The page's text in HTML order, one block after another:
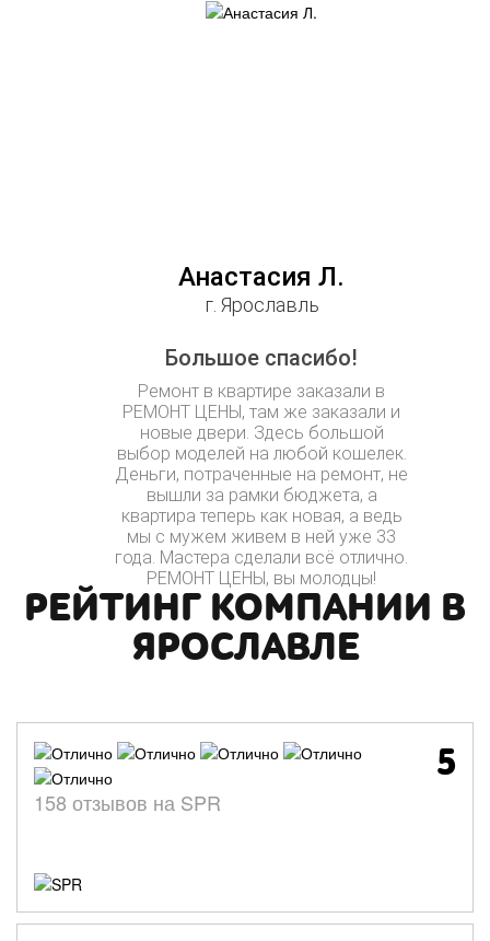
Анастасия Л.
г. Ярославль
Большое спасибо!
Ремонт в квартире заказали в
РЕМОНТ ЦЕНЫ, там же заказали и
новые двери. Здесь большой
выбор моделей на любой кошелек.
Деньги, потраченные на ремонт, не
вышли за рамки бюджета, а
квартира теперь как новая, а ведь
мы с мужем живем в ней уже 33
года. Мастера сделали всё отлично.
РЕМОНТ ЦЕНЫ, вы молодцы!
РЕЙТИНГ КОМПАНИИ В
ЯРОСЛАВЛЕ
5
158 отзывов на SPR